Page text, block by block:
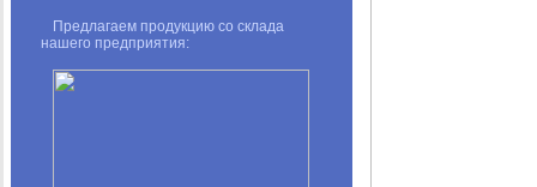
Предлагаем продукцию со склада
нашего предприятия: